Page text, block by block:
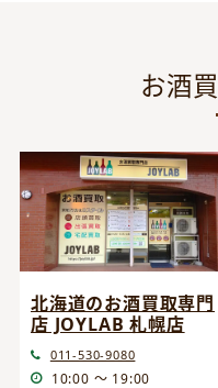
お酒
北海道のお酒買取専門
店 JOYLAB 札幌店
011-530-9080
10:00 ～ 19:00